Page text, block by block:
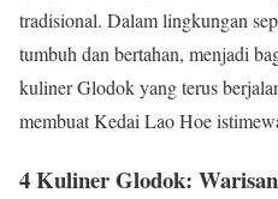
tradisional. Dalam lingkungan
tumbuh dan bertahan, menjadi
kuliner Glodok yang terus
membuat Kedai Lao Hoe
4 Kuliner Glodok: Warisan